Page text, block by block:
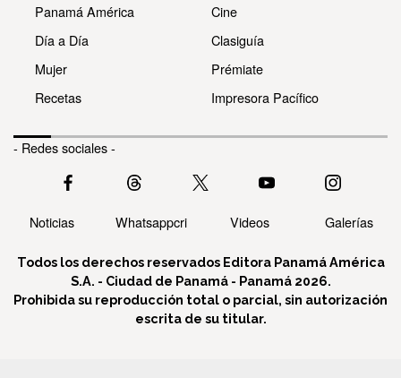
Panamá América
Día a Día
Mujer
Recetas
Cine
Clasiguía
Prémiate
Impresora Pacífico
- Redes sociales -
Noticias Whatsappcri Videos Galerías
Todos los derechos reservados Editora Panamá América
S.A. - Ciudad de Panamá - Panamá 2026.
Prohibida su reproducción total o parcial, sin autorización
escrita de su titular.